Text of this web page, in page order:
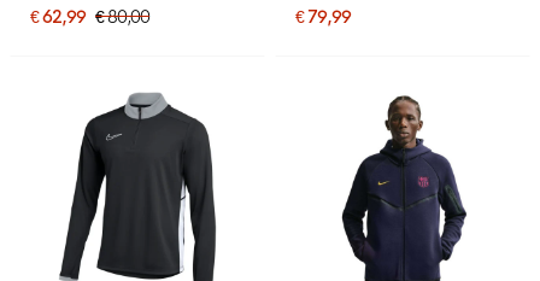
€ 62,99 € 80,00
€ 79,99